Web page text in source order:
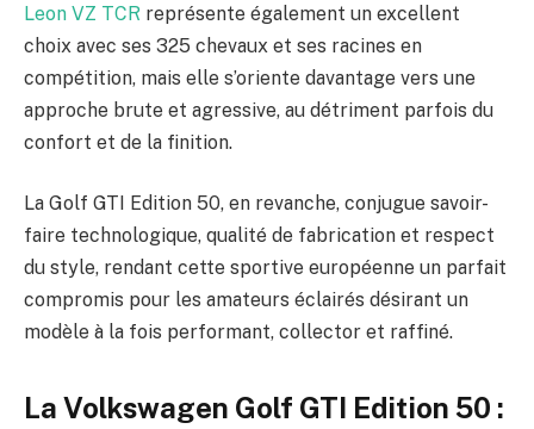
Leon VZ TCR représente également un excellent
choix avec ses 325 chevaux et ses racines en
compétition, mais elle s’oriente davantage vers une
approche brute et agressive, au détriment parfois du
confort et de la finition.
La Golf GTI Edition 50, en revanche, conjugue savoir-
faire technologique, qualité de fabrication et respect
du style, rendant cette sportive européenne un parfait
compromis pour les amateurs éclairés désirant un
modèle à la fois performant, collector et raffiné.
La Volkswagen Golf GTI Edition 50 :